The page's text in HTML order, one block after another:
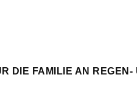
DIE FAMILIE AN REGEN-